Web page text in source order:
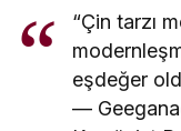
“Çin tarzı
eşdeğer
—